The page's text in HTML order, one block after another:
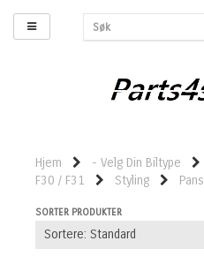
Hjem - Velg Din Biltype
F30 / F31
Styling
SORTER PRODUKTER